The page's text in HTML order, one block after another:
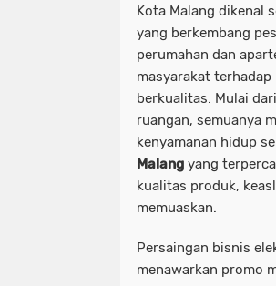
Kota Malang dikenal
yang berkembang
perumahan dan
masyarakat
berkualitas. Mulai
ruangan, semuanya
kenyamanan hidup
Malang yang
kualitas produk,
memuaskan.
Persaingan bisnis
menawarkan promo